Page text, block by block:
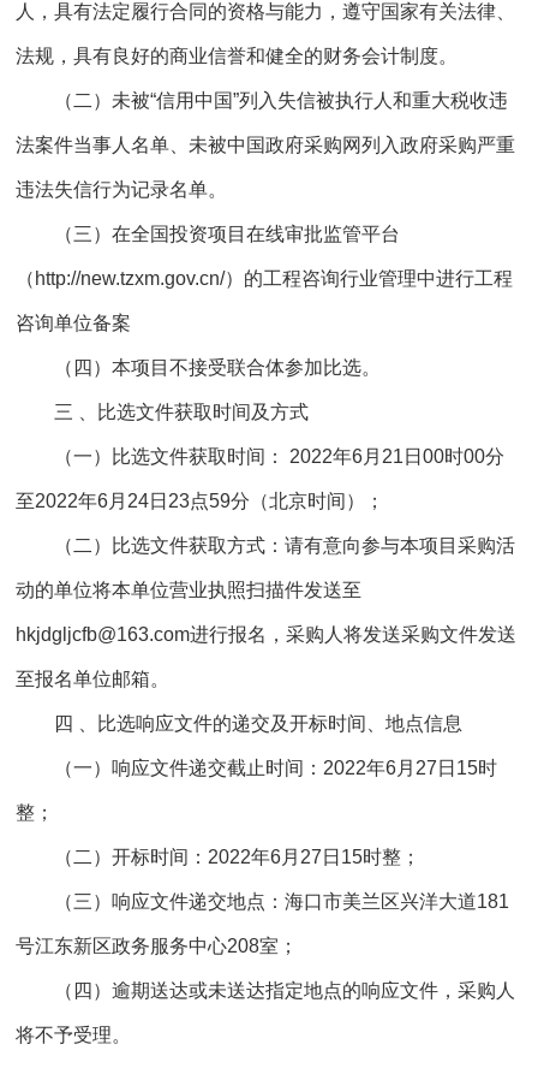
人，具有法定履行合同的资格与能力，遵守国家有关法律、
法规，具有良好的商业信誉和健全的财务会计制度。
（二）未被“信用中国”列入失信被执行人和重大税收违
法案件当事人名单、未被中国政府采购网列入政府采购严重
违法失信行为记录名单。
（三）在全国投资项目在线审批监管平台
（http://new.tzxm.gov.cn/）的工程咨询行业管理中进行工程
咨询单位备案
（四）本项目不接受联合体参加比选。
三 、比选文件获取时间及方式
（一）比选文件获取时间： 2022年6月21日00时00分
至2022年6月24日23点59分（北京时间）；
（二）比选文件获取方式：请有意向参与本项目采购活
动的单位将本单位营业执照扫描件发送至
hkjdgljcfb@163.com进行报名，采购人将发送采购文件发送
至报名单位邮箱。
四 、比选响应文件的递交及开标时间、地点信息
（一）响应文件递交截止时间：2022年6月27日15时
整；
（二）开标时间：2022年6月27日15时整；
（三）响应文件递交地点：海口市美兰区兴洋大道181
号江东新区政务服务中心208室；
（四）逾期送达或未送达指定地点的响应文件，采购人
将不予受理。